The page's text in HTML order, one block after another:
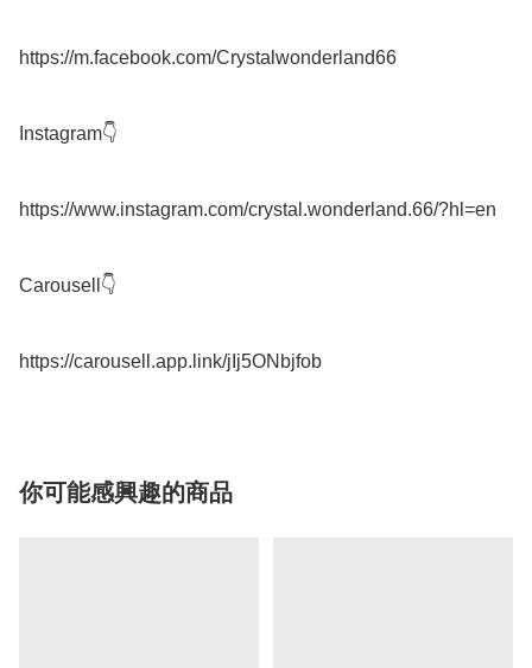
https://m.facebook.com/Crystalwonderland66
Instagram👇
https://www.instagram.com/crystal.wonderland.66/?hl=en
Carousell👇
你可能感興趣的商品